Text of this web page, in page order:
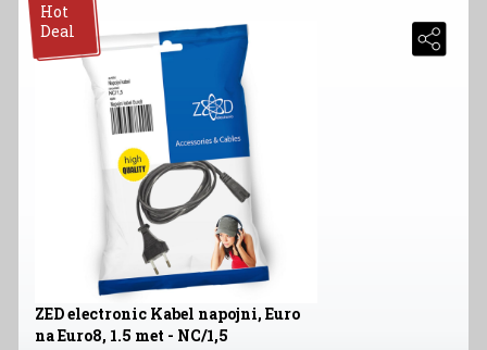
Hot
Deal
ZED electronic Kabel napojni, Euro
na Euro8, 1.5 met - NC/1,5